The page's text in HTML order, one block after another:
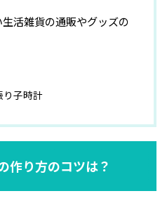
活雑貨の通販やグッズの
り子時計
作り方のコツは？